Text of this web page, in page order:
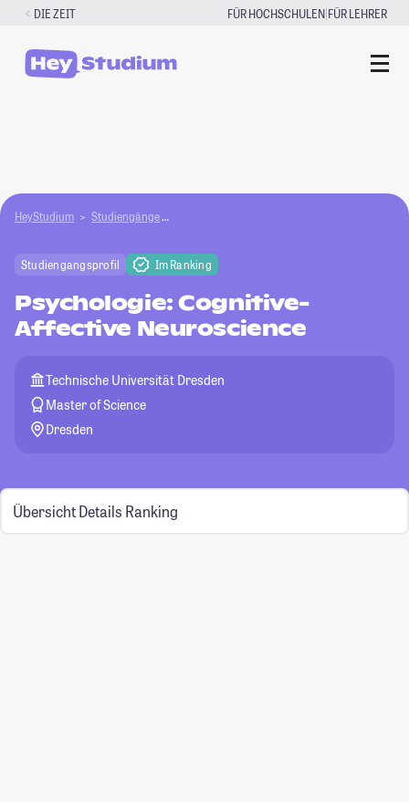
Zum
springen
DIE ZEIT FÜR HOCHSCHULEN|FÜR LEHRER
HeyStudium Studiengänge
Studiengangsprofil Im Ranking
Psychologie: Cognitive-
Affective Neuroscience
Technische Universität Dresden
Master of Science
Dresden
Übersicht Details Ranking